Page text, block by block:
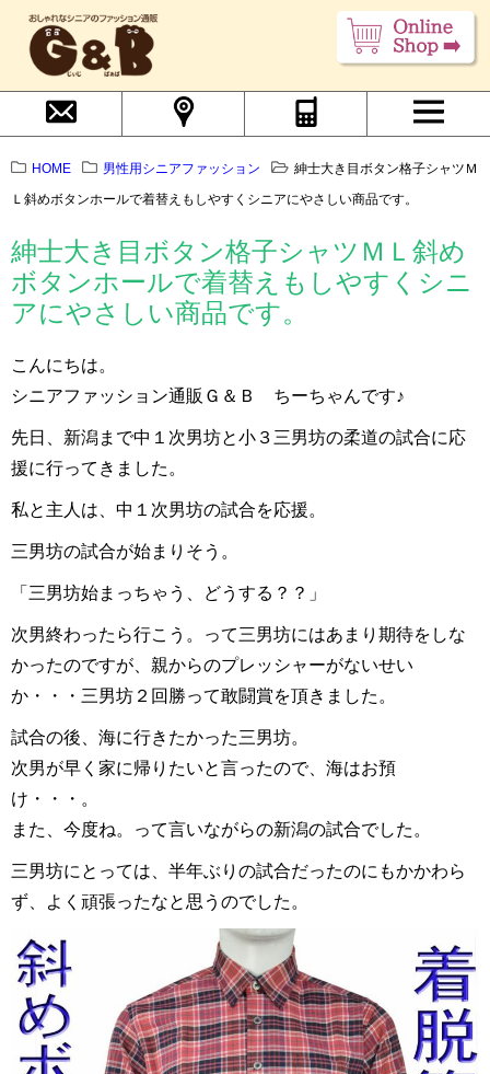
HOME 男性用シニアファッション
紳士大き目ボタン格子シャツＭ
Ｌ斜めボタンホールで着替えもしやすくシニアにやさしい商品です。
紳士大き目ボタン格子シャツＭＬ斜め
ボタンホールで着替えもしやすくシニ
アにやさしい商品です。
こんにちは。
シニアファッション通販Ｇ＆Ｂ ちーちゃんです♪
先日、新潟まで中１次男坊と小３三男坊の柔道の試合に応
援に行ってきました。
私と主人は、中１次男坊の試合を応援。
三男坊の試合が始まりそう。
「三男坊始まっちゃう、どうする？？」
次男終わったら行こう。って三男坊にはあまり期待をしな
かったのですが、親からのプレッシャーがないせい
か・・・三男坊２回勝って敢闘賞を頂きました。
試合の後、海に行きたかった三男坊。
次男が早く家に帰りたいと言ったので、海はお預
け・・・。
また、今度ね。って言いながらの新潟の試合でした。
三男坊にとっては、半年ぶりの試合だったのにもかかわら
ず、よく頑張ったなと思うのでした。